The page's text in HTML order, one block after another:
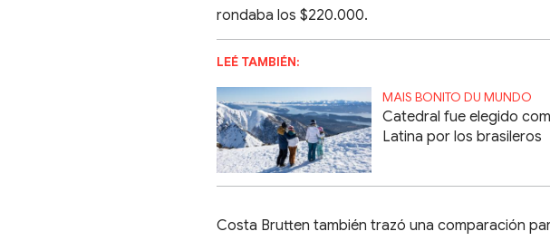
rondaba los $220.000.
LEÉ TAMBIÉN:
MAIS BONITO DU MUNDO
Catedral fue elegido
Latina por los brasileros
Costa Brutten también trazó una comparación